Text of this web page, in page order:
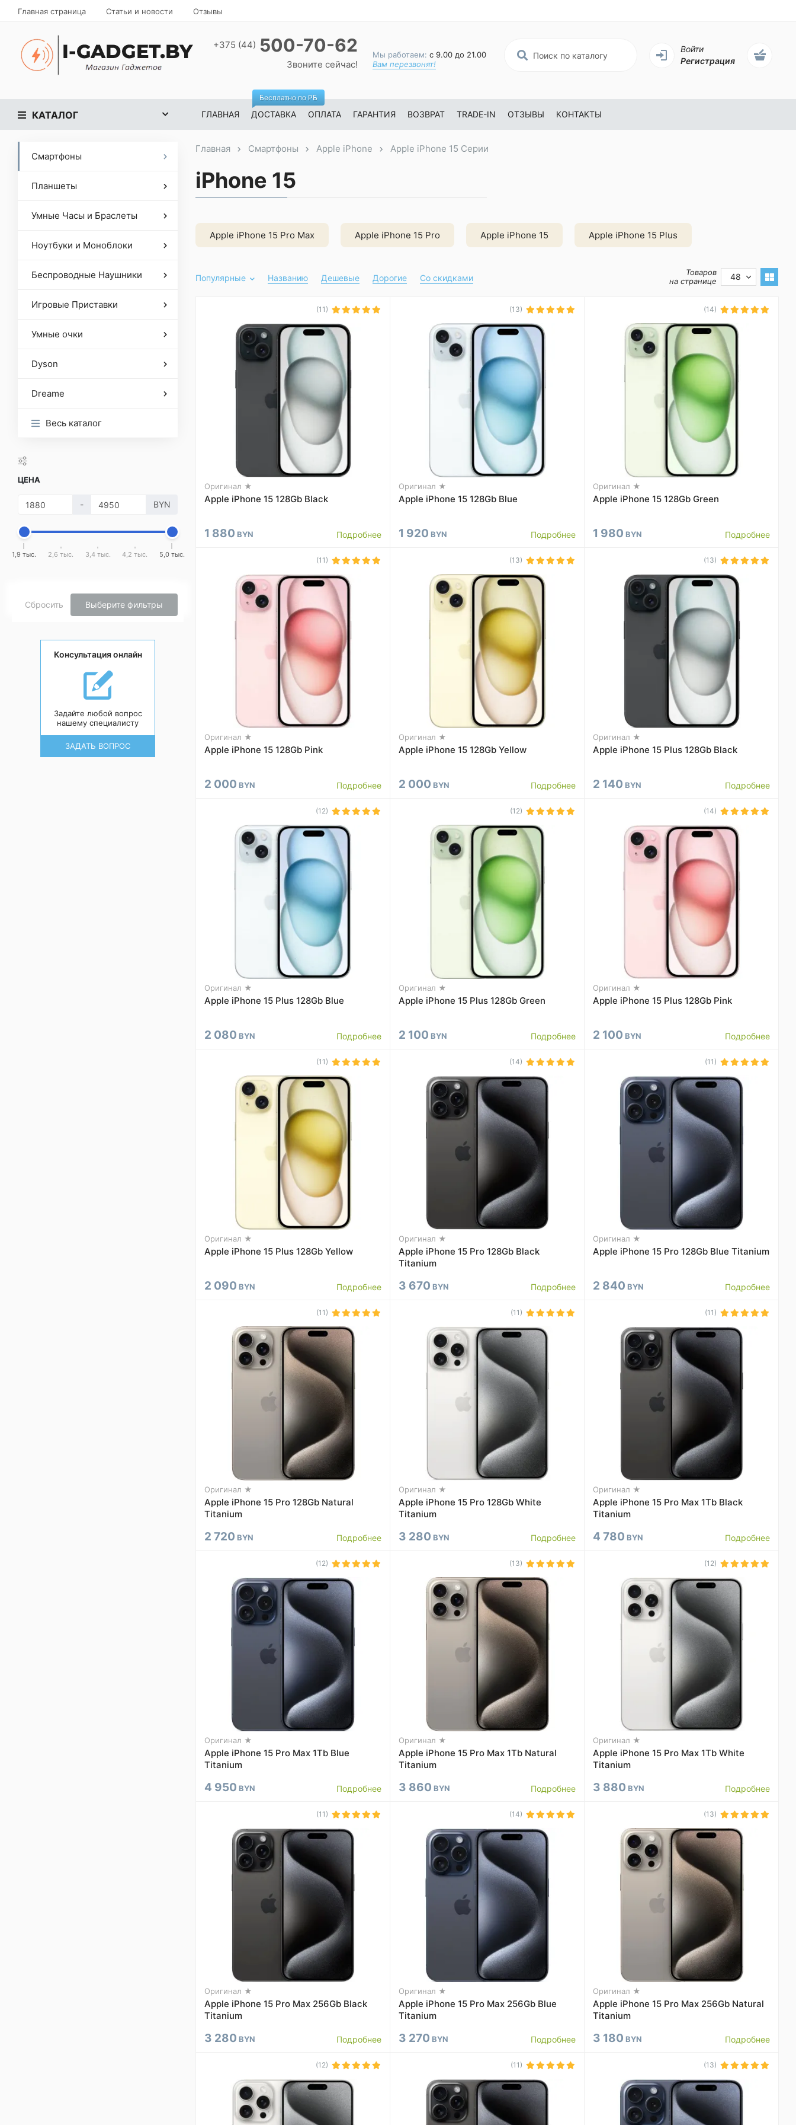
Главная страница Статьи и новости Отзывы
+375 (44) 500-70-62
Звоните сейчас!
Мы работаем: с 9.00 до 21.00
Вам перезвонят!
Войти
Регистрация
КАТАЛОГ ГЛАВНАЯ ДОСТАВКА
Бесплатно по РБ
ОПЛАТА ГАРАНТИЯ ВОЗВРАТ TRADE-IN ОТЗЫВЫ КОНТАКТЫ
Смартфоны
Планшеты
Умные Часы и Браслеты
Ноутбуки и Моноблоки
Беспроводные Наушники
Игровые Приставки
Умные очки
Dyson
Dreame
Весь каталог
ЦЕНА
- BYN
1,9 тыс. 2,6 тыс. 3,4 тыс. 4,2 тыс. 5,0 тыс.
Сбросить Выберите фильтры
Консультация онлайн
Задайте любой вопрос
нашему специалисту
ЗАДАТЬ ВОПРОС
Главная Смартфоны Apple iPhone Apple iPhone 15 Серии
iPhone 15
Apple iPhone 15 Pro Max Apple iPhone 15 Pro Apple iPhone 15 Apple iPhone 15 Plus
Популярные Названию Дешевые Дорогие Со скидками
Товаров
на странице
48
(11)
Оригинал ★
Apple iPhone 15 128Gb Black
1 880 BYN Подробнее
(13)
Оригинал ★
Apple iPhone 15 128Gb Blue
1 920 BYN Подробнее
(14)
Оригинал ★
Apple iPhone 15 128Gb Green
1 980 BYN Подробнее
(11)
Оригинал ★
Apple iPhone 15 128Gb Pink
2 000 BYN Подробнее
(13)
Оригинал ★
Apple iPhone 15 128Gb Yellow
2 000 BYN Подробнее
(13)
Оригинал ★
Apple iPhone 15 Plus 128Gb Black
2 140 BYN Подробнее
(12)
Оригинал ★
Apple iPhone 15 Plus 128Gb Blue
2 080 BYN Подробнее
(12)
Оригинал ★
Apple iPhone 15 Plus 128Gb Green
2 100 BYN Подробнее
(14)
Оригинал ★
Apple iPhone 15 Plus 128Gb Pink
2 100 BYN Подробнее
(11)
Оригинал ★
Apple iPhone 15 Plus 128Gb Yellow
2 090 BYN Подробнее
(14)
Оригинал ★
Apple iPhone 15 Pro 128Gb Black
Titanium
3 670 BYN Подробнее
(11)
Оригинал ★
Apple iPhone 15 Pro 128Gb Blue Titanium
2 840 BYN Подробнее
(11)
Оригинал ★
Apple iPhone 15 Pro 128Gb Natural
Titanium
2 720 BYN Подробнее
(11)
Оригинал ★
Apple iPhone 15 Pro 128Gb White
Titanium
3 280 BYN Подробнее
(11)
Оригинал ★
Apple iPhone 15 Pro Max 1Tb Black
Titanium
4 780 BYN Подробнее
(12)
Оригинал ★
Apple iPhone 15 Pro Max 1Tb Blue
Titanium
4 950 BYN Подробнее
(13)
Оригинал ★
Apple iPhone 15 Pro Max 1Tb Natural
Titanium
3 860 BYN Подробнее
(12)
Оригинал ★
Apple iPhone 15 Pro Max 1Tb White
Titanium
3 880 BYN Подробнее
(11)
Оригинал ★
Apple iPhone 15 Pro Max 256Gb Black
Titanium
3 280 BYN Подробнее
(14)
Оригинал ★
Apple iPhone 15 Pro Max 256Gb Blue
Titanium
3 270 BYN Подробнее
(13)
Оригинал ★
Apple iPhone 15 Pro Max 256Gb Natural
Titanium
3 180 BYN Подробнее
(12) (11) (13)